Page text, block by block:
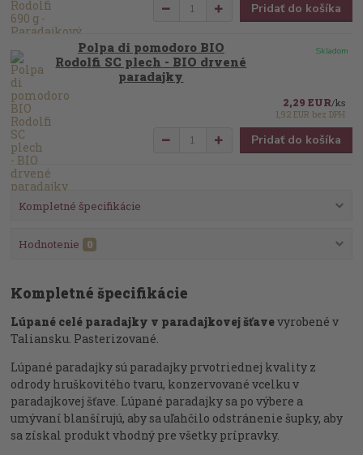
Pridať do košíka
Polpa di pomodoro BIO
Rodolfi SC plech - BIO drvené
paradajky
2,29 EUR/ks
1,92 EURbez DPH
Skladom
Pridať do košíka
Kompletné špecifikácie
Hodnotenie 0
Kompletné špecifikácie
Lúpané celé paradajky v paradajkovej šťavevyrobené v
Taliansku. Pasterizované.
Lúpané paradajky sú paradajky prvotriednej kvality z
odrody hruškovitého tvaru, konzervované vcelku v
paradajkovej šťave. Lúpané paradajky sa po výbere a
umývaní blanšírujú, aby sa uľahčilo odstránenie šupky, aby
sa získal produkt vhodný pre všetky prípravky.